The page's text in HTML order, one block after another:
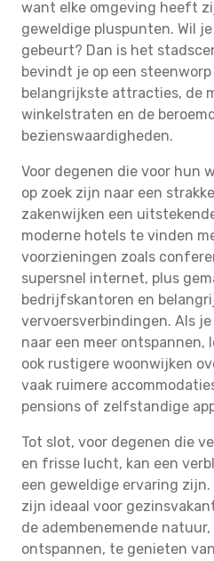
want elke omgeving heeft
geweldige pluspunten. Wil
gebeurt? Dan is het
bevindt je op een
belangrijkste attracties, de
winkelstraten en de
bezienswaardigheden.
Voor degenen die voor hun
op zoek zijn naar een
zakenwijken een
moderne hotels te vinden
voorzieningen zoals
supersnel internet, plus
bedrijfskantoren en
vervoersverbindingen. Als
naar een meer ontspannen,
ook rustigere woonwijken
vaak ruimere
pensions of zelfstandige
Tot slot, voor degenen die
en frisse lucht, kan een
een geweldige ervaring
zijn ideaal voor
de adembenemende
ontspannen, te genieten